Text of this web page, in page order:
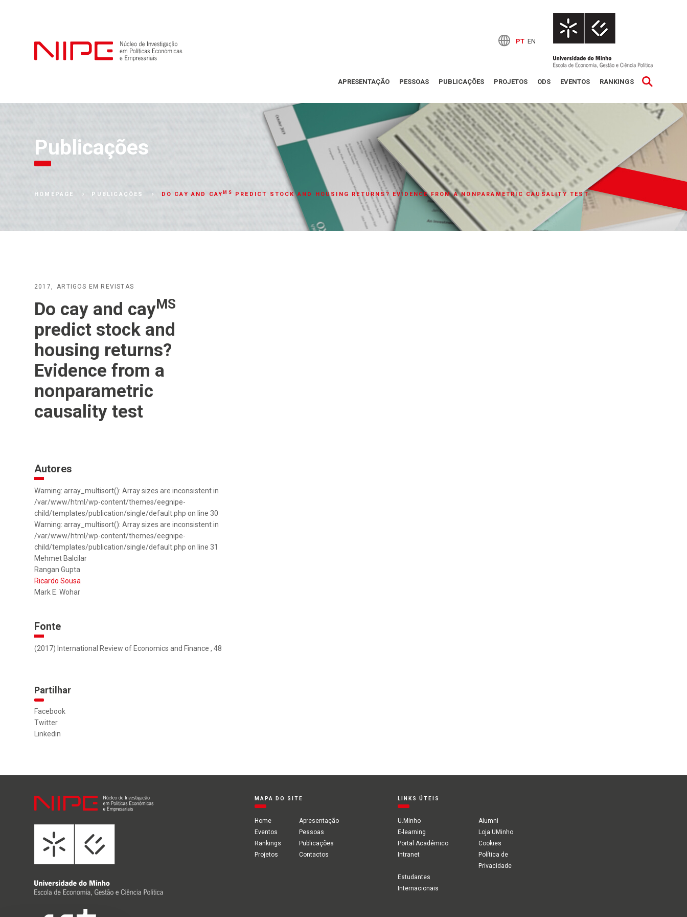
PT EN
APRESENTAÇÃO PESSOAS PUBLICAÇÕES PROJETOS ODS EVENTOS RANKINGS
Publicações
HOMEPAGE PUBLICAÇÕES DO CAY AND CAYMS PREDICT STOCK AND HOUSING RETURNS? EVIDENCE FROM A NONPARAMETRIC CAUSALITY TEST
2017 ARTIGOS EM REVISTAS
Do cay and cayMS
predict stock and
housing returns?
Evidence from a
nonparametric
causality test
Autores
Warning: array_multisort(): Array sizes are inconsistent in
/var/www/html/wp-content/themes/eegnipe-
child/templates/publication/single/default.php on line 30
Warning: array_multisort(): Array sizes are inconsistent in
/var/www/html/wp-content/themes/eegnipe-
child/templates/publication/single/default.php on line 31
Mehmet Balcilar
Rangan Gupta
Ricardo Sousa
Mark E. Wohar
Fonte
(2017) International Review of Economics and Finance , 48
Partilhar
Facebook
Twitter
Linkedin
MAPA DO SITE
Home
Apresentação
Eventos
Pessoas
Rankings
Publicações
Projetos
Contactos
LINKS ÚTEIS
U.Minho
Alumni
E-learning
Loja UMinho
Portal Académico
Cookies
Intranet
Política de
Privacidade
Estudantes
Internacionais